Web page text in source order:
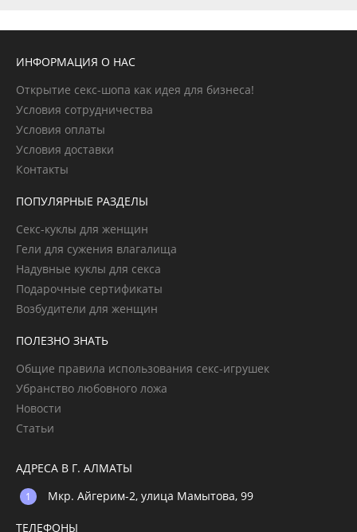
ИНФОРМАЦИЯ О НАС
Открытие секс-шопа как идея для бизнеса!
Условия сотрудничества
Условия оплаты
Условия доставки
Контакты
ПОПУЛЯРНЫЕ РАЗДЕЛЫ
Секс-куклы для женщин
Гели для сужения влагалища
Надувные куклы для секса
Подарочные сертификаты
Возбудители для женщин
ПОЛЕЗНО ЗНАТЬ
Общие правила использования секс-игрушек
Убранство любовного ложа
Новости
Статьи
АДРЕСА В Г. АЛМАТЫ
Мкр. Айгерим-2, улица Мамытова, 99
ТЕЛЕФОНЫ